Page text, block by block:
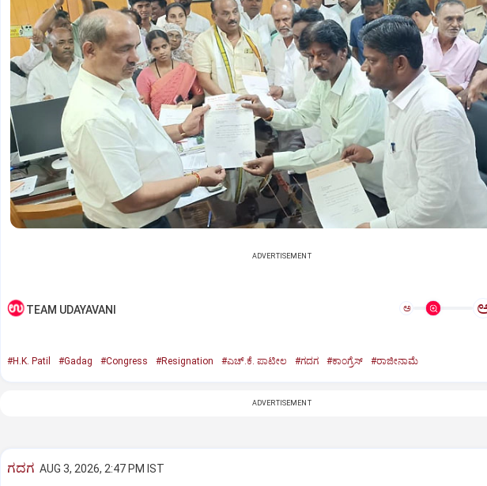
ADVERTISEMENT
TEAM UDAYAVANI ಅ
#H.K. Patil #Gadag #Congress #Resignation #ಎಚ್.ಕೆ. ಪಾಟೀಲ #ಗದಗ #ಕಾಂಗ್ರೆಸ್ #ರಾಜೀನಾಮೆ
ADVERTISEMENT
ಗದಗ AUG 3, 2026, 2:47 PM IST